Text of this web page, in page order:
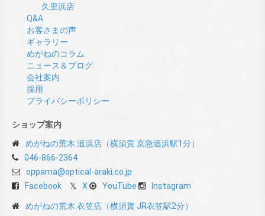
久里浜店
Q&A
お客さまの声
ギャラリー
めがねのコラム
ニュース＆ブログ
会社案内
採用
プライバシーポリシー
ショップ案内
めがねの荒木 追浜店（横須賀 京急追浜駅1分）
046-866-2364
oppama@optical-araki.co.jp
Facebook
X YouTube Instagram
めがねの荒木 衣笠店（横須賀 JR衣笠駅2分）